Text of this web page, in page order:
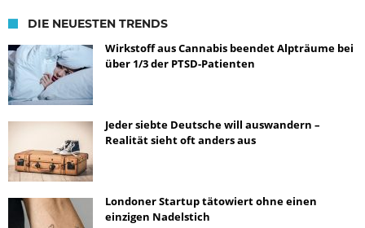
DIE NEUESTEN TRENDS
Wirkstoff aus Cannabis beendet Alpträume bei
über 1/3 der PTSD-Patienten
Jeder siebte Deutsche will auswandern –
Realität sieht oft anders aus
Londoner Startup tätowiert ohne einen
einzigen Nadelstich